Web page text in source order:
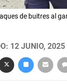
de buitres al
12 JUNIO,